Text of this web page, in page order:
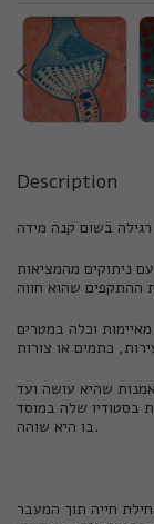
Description
ניתוקים מהמציאות
וכלה במטרים
שהיא עושה ועד
ויוצרת בסטודיו שלה במוסד
בו היא שוהה.
חייה תוך המעבר